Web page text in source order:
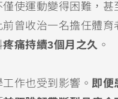
使運動變得困難，
曾收治一名擔任體
疼痛持續3個月之久 。
工作也受到影響。 即便